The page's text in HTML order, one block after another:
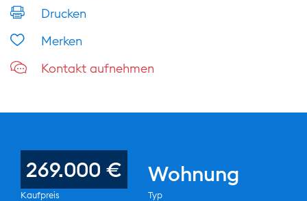
Drucken
Merken
Kontakt aufnehmen
269.000 €
Kaufpreis
Wohnung
Typ